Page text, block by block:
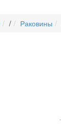
/ Раковины